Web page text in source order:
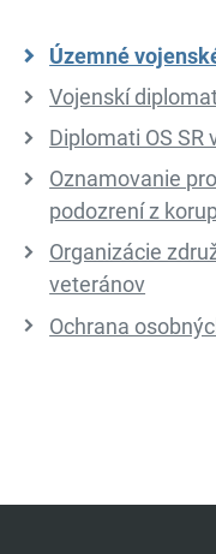
Územné
Vojenskí
Diplomati OS SR
Oznamovanie
podozrení z
Organizácie
veteránov
Ochrana